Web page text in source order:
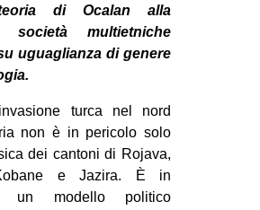
MIGRAZIONI
REPRESSIONE
STUDENTI
CULTURE
ARTE
CINEMA
di Ocalan alla
società multietniche
uguaglianza di genere
turca nel nord
non è in pericolo solo
dei cantoni di Rojava,
e Jazira. È in
un modello politico